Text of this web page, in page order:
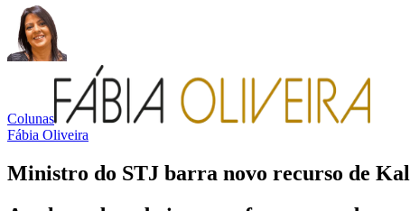
Colunas
Fábia Oliveira
Ministro do STJ barra novo recurso de